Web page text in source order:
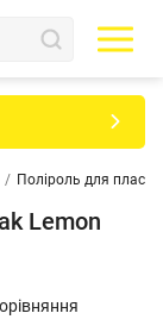
/ Поліроль для
Lemon